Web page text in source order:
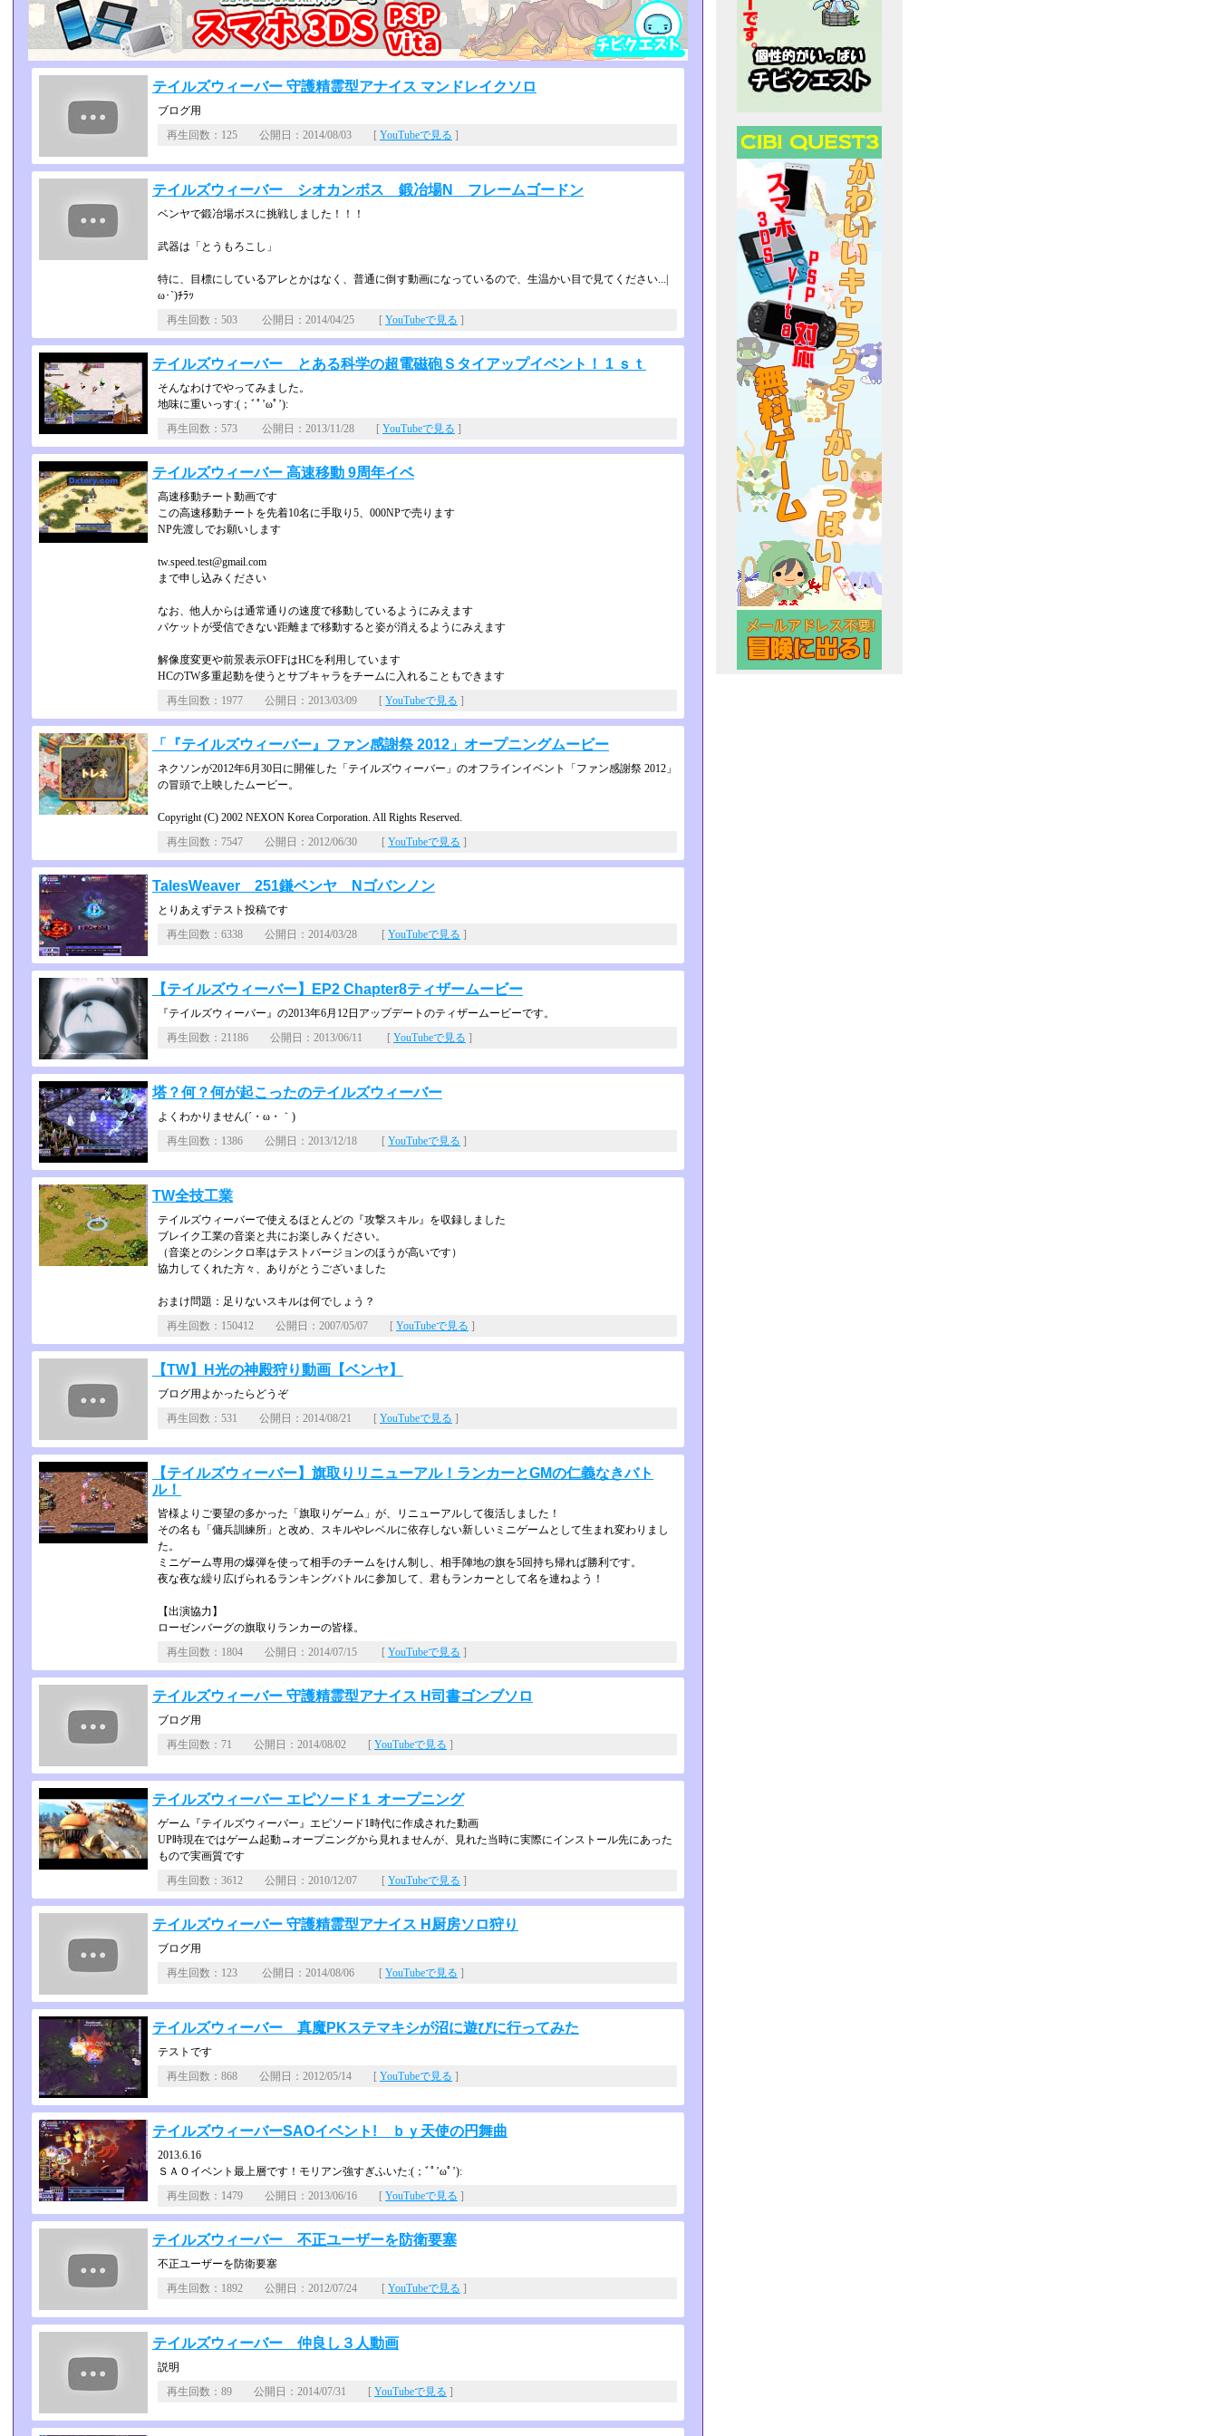
テイルズウィーバー 守護精霊型アナイス マンドレイクソロ
ブログ用
再生回数：125 公開日：2014/08/03 [ YouTubeで見る ]
テイルズウィーバー シオカンボス 鍛冶場N フレームゴードン
ベンヤで鍛冶場ボスに挑戦しました！！！
武器は「とうもろこし」
特に、目標にしているアレとかはなく、普通に倒す動画になっているので、生温かい目で­見てください...|
ω･`)ﾁﾗｯ
再生回数：503 公開日：2014/04/25 [ YouTubeで見る ]
テイルズウィーバー とある科学の超電磁砲Ｓタイアップイベント！ 1 ｓｔ
そんなわけでやってみました。
地味に重いっす:(；ﾞﾟ’ωﾟ’):
再生回数：573 公開日：2013/11/28 [ YouTubeで見る ]
テイルズウィーバー 高速移動 9周年イベ
高速移動チート動画です
この高速移動チートを先着10名に手取り5、000NPで売ります
NP先渡しでお願いします
tw.speed.test@gmail.com
まで申し込みください
なお、他人からは通常通りの速度で移動しているようにみえます
パケットが受信できない距離まで移動すると姿が消えるようにみえます
解像度変更や前景表示OFFはHCを利用しています
HCのTW多重起動を使うとサブキャラをチームに入れることもできます
再生回数：1977 公開日：2013/03/09 [ YouTubeで見る ]
「『テイルズウィーバー』ファン感謝祭 2012」オープニングムービー
ネクソンが2012年6月30日に開催した「テイルズウィーバー」のオフラインイベン­ト「ファン感謝祭 2012」
の冒頭で上映したムービー。
Copyright (C) 2002 NEXON Korea Corporation. All Rights Reserved.
再生回数：7547 公開日：2012/06/30 [ YouTubeで見る ]
TalesWeaver 251鎌ベンヤ Nゴバンノン
とりあえずテスト投稿です
再生回数：6338 公開日：2014/03/28 [ YouTubeで見る ]
【テイルズウィーバー】EP2 Chapter8ティザームービー
『テイルズウィーバー』の2013年6月12日アップデートのティザームービーです。
再生回数：21186 公開日：2013/06/11 [ YouTubeで見る ]
塔？何？何が起こったのテイルズウィーバー
よくわかりません(´・ω・｀)
再生回数：1386 公開日：2013/12/18 [ YouTubeで見る ]
TW全技工業
テイルズウィーバーで使えるほとんどの『攻撃スキル』を収録しました
ブレイク工業の音楽と共にお楽しみください。
（音楽とのシンクロ率はテストバージョンのほうが高いです）
協力してくれた方々、ありがとうございました
おまけ問題：足りないスキルは何でしょう？
再生回数：150412 公開日：2007/05/07 [ YouTubeで見る ]
【TW】H光の神殿狩り動画【ベンヤ】
ブログ用よかったらどうぞ
再生回数：531 公開日：2014/08/21 [ YouTubeで見る ]
【テイルズウィーバー】旗取りリニューアル！ランカーとGMの仁義なきバト
ル！
皆様よりご要望の多かった「旗取りゲーム」が、リニューアルして復活しました！
その名も「傭兵訓練所」と改め、スキルやレベルに依存しない新しいミニゲームとして生­まれ変わりまし
た。
ミニゲーム専用の爆弾を使って相手のチームをけん制し、相手陣地の旗を5回持ち帰れば­勝利です。
夜な夜な繰り広げられるランキングバトルに参加して、君もランカーとして名を連ねよう­！
【出演協力】
ローゼンバーグの旗取りランカーの皆様。
再生回数：1804 公開日：2014/07/15 [ YouTubeで見る ]
テイルズウィーバー 守護精霊型アナイス H司書ゴンブソロ
ブログ用
再生回数：71 公開日：2014/08/02 [ YouTubeで見る ]
テイルズウィーバー エピソード１ オープニング
ゲーム『テイルズウィーバー』エピソード1時代に作成された動画
UP時現在ではゲーム起動→オープニングから見れませんが、見れた当時に実際にインス­トール先にあった
もので実画質です
再生回数：3612 公開日：2010/12/07 [ YouTubeで見る ]
テイルズウィーバー 守護精霊型アナイス H厨房ソロ狩り
ブログ用
再生回数：123 公開日：2014/08/06 [ YouTubeで見る ]
テイルズウィーバー 真魔PKステマキシが沼に遊びに行ってみた
テストです
再生回数：868 公開日：2012/05/14 [ YouTubeで見る ]
テイルズウィーバーSAOイベント! ｂｙ天使の円舞曲
2013.6.16
ＳＡＯイベント最上層です！モリアン強すぎふいた:(；ﾞﾟ’ωﾟ’­):
再生回数：1479 公開日：2013/06/16 [ YouTubeで見る ]
テイルズウィーバー 不正ユーザーを防衛要塞
不正ユーザーを防衛要塞
再生回数：1892 公開日：2012/07/24 [ YouTubeで見る ]
テイルズウィーバー 仲良し３人動画
説明
再生回数：89 公開日：2014/07/31 [ YouTubeで見る ]